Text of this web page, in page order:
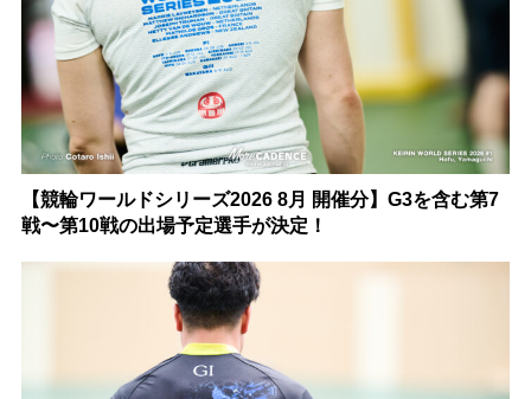
【競輪ワールドシリーズ2026 8月 開催分】G3を含む第7
戦〜第10戦の出場予定選手が決定！